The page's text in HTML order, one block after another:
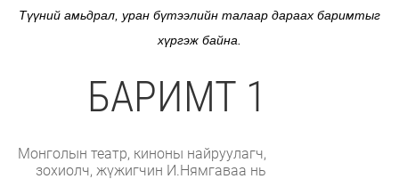
Түүний амьдрал, уран бүтээлийн талаар дараах баримтыг
хүргэж байна.
БАРИМТ 1
Монголын театр, киноны найруулагч,
зохиолч, жүжигчин И.Нямгаваа нь